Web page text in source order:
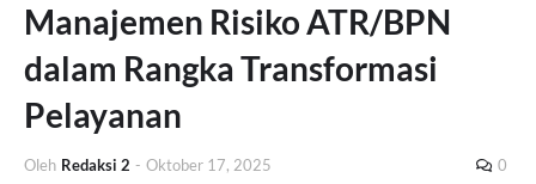
Manajemen Risiko ATR/BPN
dalam Rangka Transformasi
Pelayanan
Oleh Redaksi 2 - Oktober 17, 2025 0